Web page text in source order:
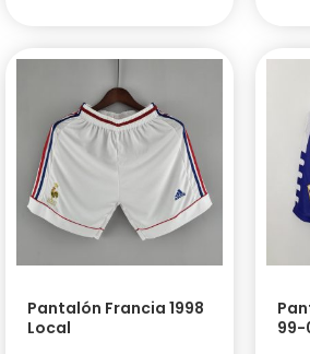
Pantalón Francia 1998
Local
99-